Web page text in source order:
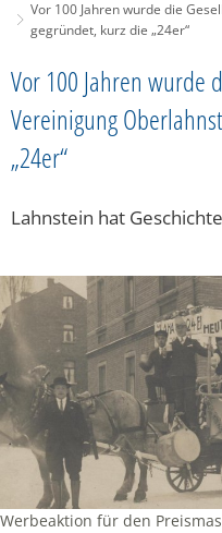
Vor 100 Jahren wurde die
gegründet, kurz die „24er“
Vor 100 Jahren wurde
Vereinigung
„24er“
Lahnstein hat
Werbeaktion für den